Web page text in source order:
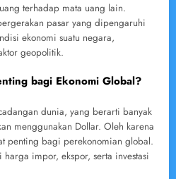
terhadap mata uang lain.
pasar yang dipengaruhi
ekonomi suatu negara,
geopolitik.
bagi Ekonomi Global?
dunia, yang berarti banyak
menggunakan Dollar. Oleh karena
penting bagi perekonomian global.
impor, ekspor, serta investasi